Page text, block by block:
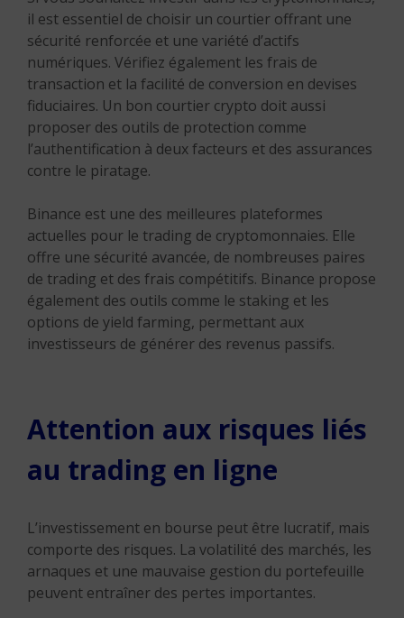
il est essentiel de choisir un courtier offrant une
sécurité renforcée et une variété d’actifs
numériques. Vérifiez également les frais de
transaction et la facilité de conversion en devises
fiduciaires. Un bon courtier crypto doit aussi
proposer des outils de protection comme
l’authentification à deux facteurs et des assurances
contre le piratage.
Binance est une des meilleures plateformes
actuelles pour le trading de cryptomonnaies. Elle
offre une sécurité avancée, de nombreuses paires
de trading et des frais compétitifs. Binance propose
également des outils comme le staking et les
options de yield farming, permettant aux
investisseurs de générer des revenus passifs.
Attention aux risques liés
au trading en ligne
L’investissement en bourse peut être lucratif, mais
comporte des risques. La volatilité des marchés, les
arnaques et une mauvaise gestion du portefeuille
peuvent entraîner des pertes importantes.